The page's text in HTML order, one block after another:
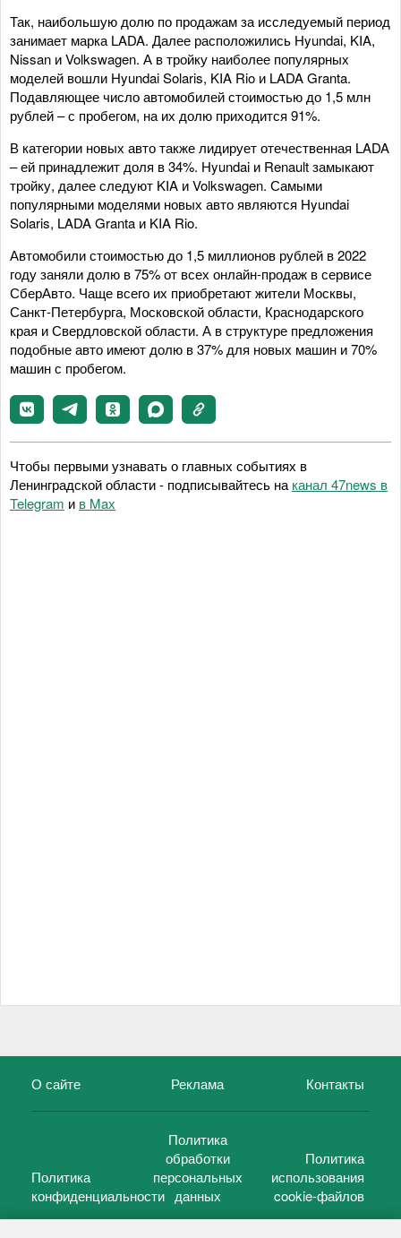
Так, наибольшую долю по продажам за исследуемый период
занимает марка LADA. Далее расположились Hyundai, KIA,
Nissan и Volkswagen. А в тройку наиболее популярных
моделей вошли Hyundai Solaris, KIA Rio и LADA Granta.
Подавляющее число автомобилей стоимостью до 1,5 млн
рублей – с пробегом, на их долю приходится 91%.
В категории новых авто также лидирует отечественная LADA
– ей принадлежит доля в 34%. Hyundai и Renault замыкают
тройку, далее следуют KIA и Volkswagen. Самыми
популярными моделями новых авто являются Hyundai
Solaris, LADA Granta и KIA Rio.
Автомобили стоимостью до 1,5 миллионов рублей в 2022
году заняли долю в 75% от всех онлайн-продаж в сервисе
СберАвто. Чаще всего их приобретают жители Москвы,
Санкт-Петербурга, Московской области, Краснодарского
края и Свердловской области. А в структуре предложения
подобные авто имеют долю в 37% для новых машин и 70%
машин с пробегом.
Чтобы первыми узнавать о главных событиях в
Ленинградской области - подписывайтесь на канал 47news в
Telegram и в Maх
О сайте Реклама Контакты
Политика
конфиденциальности
Политика
обработки
персональных
данных
Политика
использования
cookie-файлов